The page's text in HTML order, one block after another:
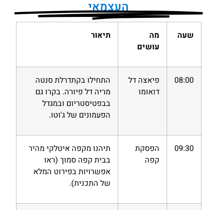
העצמאי
שעה
מה
עושים
תיאור
08:00
פיאצה דל
דואומו
התחילו בקתדרלת סנטה
מריה דל פיורה. בקרו גם
בבפטיסטריום ובמגדל
הפעמונים של ג'וטו.
09:30
הפסקת
קפה
תיהנו מקפה איטלקי מהיר
בבית קפה סמוך (ראו
אפשרויות בפירוט המלא
של התכנית).